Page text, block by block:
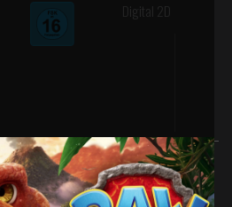
Digital 2D
Digital 2D